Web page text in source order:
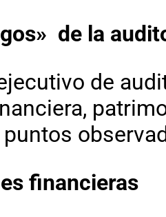
de la
de
financieras